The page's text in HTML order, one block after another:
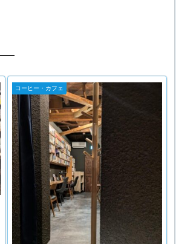
コーヒー・カフェ